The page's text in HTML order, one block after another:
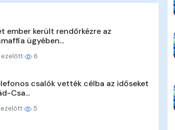
ember került rendőrkézre az
ügyében...
ezelőtt 6
csalók vették célba az időseket
Csa...
ezelőtt 5